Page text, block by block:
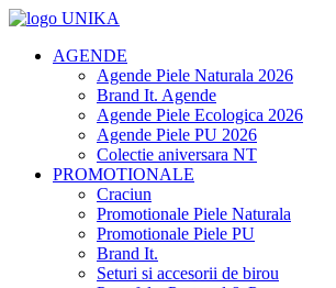
AGENDE
Agende Piele Naturala 2026
Brand It. Agende
Agende Piele Ecologica 2026
Agende Piele PU 2026
Colectie aniversara NT
PROMOTIONALE
Craciun
Promotionale Piele Naturala
Promotionale Piele PU
Brand It.
Seturi si accesorii de birou